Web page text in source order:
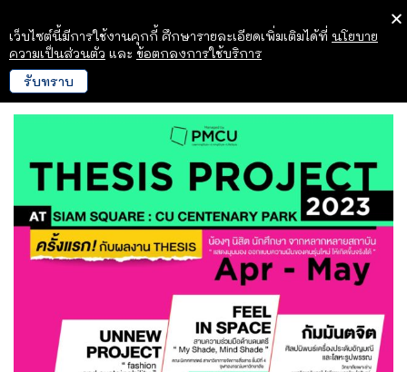
เว็บไซต์นี้มีการใช้งานคุกกี้ ศึกษารายละเอียดเพิ่มเติมได้ที่ นโยบาย
ความเป็นส่วนตัว และ ข้อตกลงการใช้บริการ
รับทราบ